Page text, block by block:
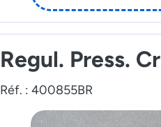
Regul. Press. Cr
Réf. : 400855BR